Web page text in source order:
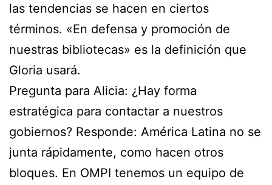
las tendencias se hacen en ciertos
términos. «En defensa y promoción de
nuestras bibliotecas» es la definición que
Gloria usará.
Pregunta para Alicia: ¿Hay forma
estratégica para contactar a nuestros
gobiernos? Responde: América Latina no se
junta rápidamente, como hacen otros
bloques. En OMPI tenemos un equipo de